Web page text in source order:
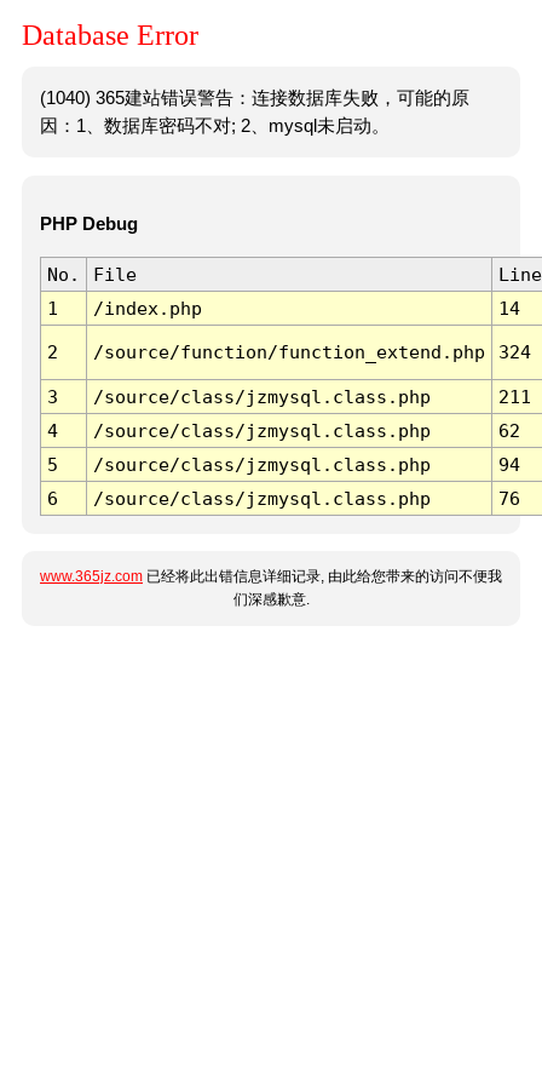
Database Error
(1040) 365建站错误警告：连接数据库失败，可能的原
因：1、数据库密码不对; 2、mysql未启动。
PHP Debug
No. File
Line
1
/index.php 14
2 /source/function/function_extend.php 324
3 /source/class/jzmysql.class.php
211
4
/source/class/jzmysql.class.php
62
5
/source/class/jzmysql.class.php
94
6
/source/class/jzmysql.class.php 76
www.365jz.com 已经将此出错信息详细记录, 由此给您带来的访问不便我
们深感歉意.